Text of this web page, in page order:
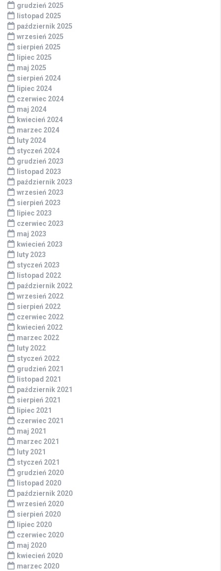
grudzień 2025
listopad 2025
październik 2025
wrzesień 2025
sierpień 2025
lipiec 2025
maj 2025
sierpień 2024
lipiec 2024
czerwiec 2024
maj 2024
kwiecień 2024
marzec 2024
luty 2024
styczeń 2024
grudzień 2023
listopad 2023
październik 2023
wrzesień 2023
sierpień 2023
lipiec 2023
czerwiec 2023
maj 2023
kwiecień 2023
luty 2023
styczeń 2023
listopad 2022
październik 2022
wrzesień 2022
sierpień 2022
czerwiec 2022
kwiecień 2022
marzec 2022
luty 2022
styczeń 2022
grudzień 2021
listopad 2021
październik 2021
sierpień 2021
lipiec 2021
czerwiec 2021
maj 2021
marzec 2021
luty 2021
styczeń 2021
grudzień 2020
listopad 2020
październik 2020
wrzesień 2020
sierpień 2020
lipiec 2020
czerwiec 2020
maj 2020
kwiecień 2020
marzec 2020